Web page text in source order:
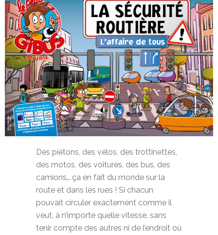
Des piétons, des vélos, des trottinettes,
des motos, des voitures, des bus, des
camions… ça en fait du monde sur la
route et dans les rues ! Si chacun
pouvait circuler exactement comme il
veut, à n’importe quelle vitesse, sans
tenir compte des autres ni de l’endroit où